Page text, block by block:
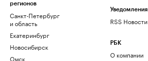
регионов
Санкт-Петербург
и область
Екатеринбург
Новосибирск
Омск
Уведомления
RSS Новости
РБК
О компании